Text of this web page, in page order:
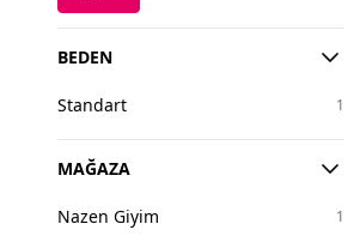
BEDEN
Standart 1
MAĞAZA
Nazen Giyim 1